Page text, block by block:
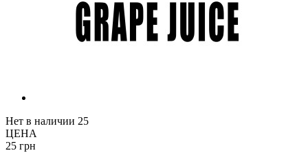
Нет в наличии 25
ЦЕНА
25 грн